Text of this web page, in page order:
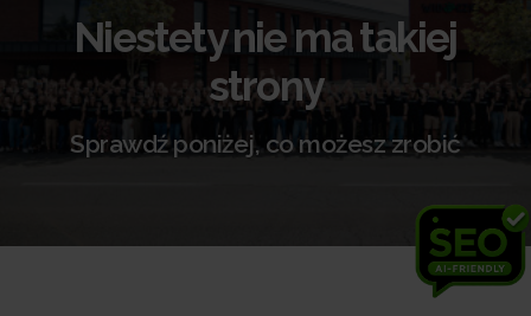
Niestety nie ma takiej
strony
Sprawdź poniżej, co możesz zrobić